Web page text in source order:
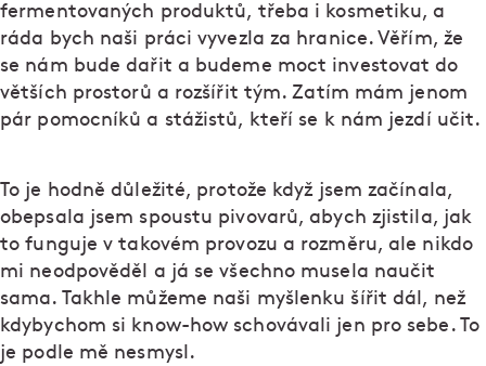
fermentovaných produktů, třeba i kosmetiku, a
ráda bych naši práci vyvezla za hranice. Věřím, že
se nám bude dařit a budeme moct investovat do
větších prostorů a rozšířit tým. Zatím mám jenom
pár pomocníků a stážistů, kteří se k nám jezdí učit.
To je hodně důležité, protože když jsem začínala,
obepsala jsem spoustu pivovarů, abych zjistila, jak
to funguje v takovém provozu a rozměru, ale nikdo
mi neodpověděl a já se všechno musela naučit
sama. Takhle můžeme naši myšlenku šířit dál, než
kdybychom si know-how schovávali jen pro sebe. To
je podle mě nesmysl.